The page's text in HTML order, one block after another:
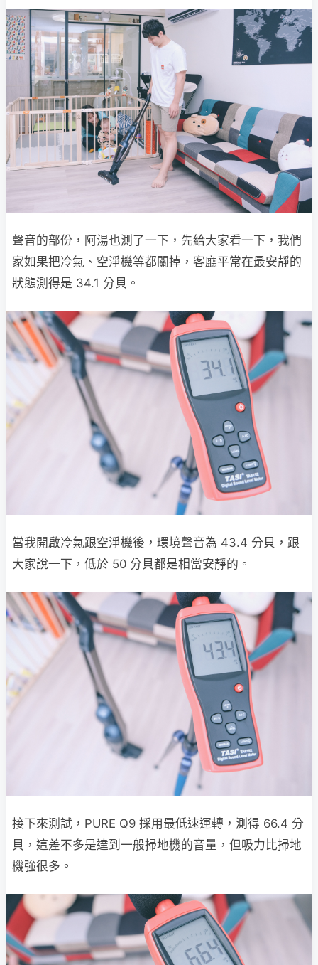
聲音的部份，阿湯也測了一下，先給大家看一下，我們
家如果把冷氣、空淨機等都關掉，客廳平常在最安靜的
狀態測得是 34.1 分貝。
當我開啟冷氣跟空淨機後，環境聲音為 43.4 分貝，跟
大家說一下，低於 50 分貝都是相當安靜的。
接下來測試，PURE Q9 採用最低速運轉，測得 66.4 分
貝，這差不多是達到一般掃地機的音量，但吸力比掃地
機強很多。